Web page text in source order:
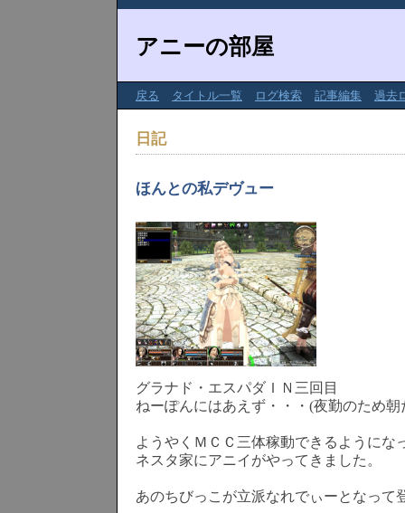
アニーの部屋
戻る タイトル一覧 ログ検索 記事編集 過去
日記
ほんとの私デヴュー
グラナド・エスパダＩＮ三回目
ねーぽんにはあえず・・・(夜勤のため朝
ようやくＭＣＣ三体稼動できるようにな
ネスタ家にアニイがやってきました。
あのちびっこが立派なれでぃーとなって